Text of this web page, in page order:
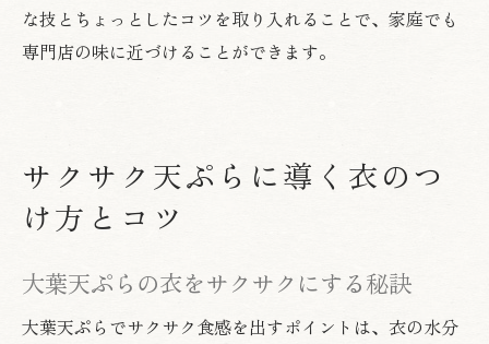
な技とちょっとしたコツを取り入れることで、家庭でも
専門店の味に近づけることができます。
サクサク天ぷらに導く衣のつ
け方とコツ
大葉天ぷらの衣をサクサクにする秘訣
大葉天ぷらでサクサク食感を出すポイントは、衣の水分